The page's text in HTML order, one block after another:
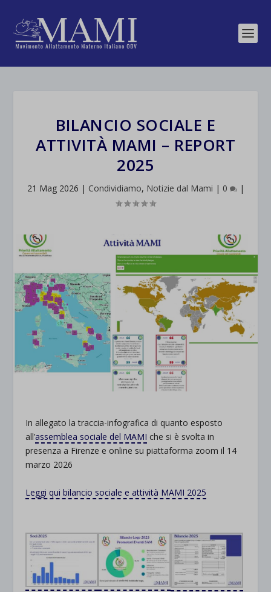
BILANCIO SOCIALE E
ATTIVITÀ MAMI – REPORT
2025
21 Mag 2026 | Condividiamo, Notizie dal Mami | 0 |
In allegato la traccia-infografica di quanto esposto
all’assemblea sociale del MAMI che si è svolta in
presenza a Firenze e online su piattaforma zoom il 14
marzo 2026
Leggi qui bilancio sociale e attività MAMI 2025